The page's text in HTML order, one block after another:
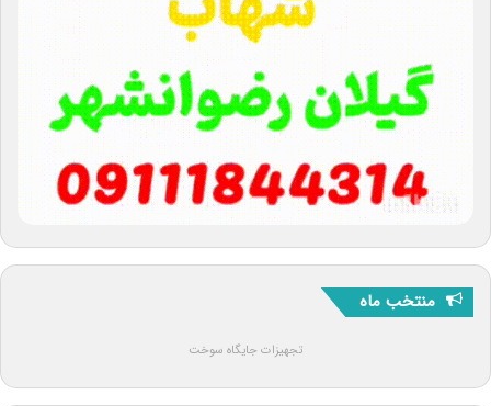
منتخب ماه
تجهیزات جایگاه سوخت